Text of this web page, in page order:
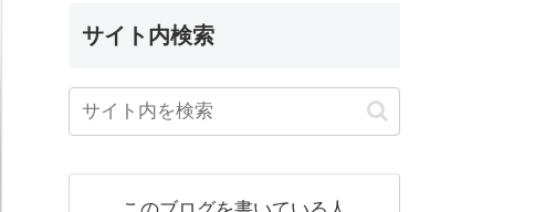
サイト内検索